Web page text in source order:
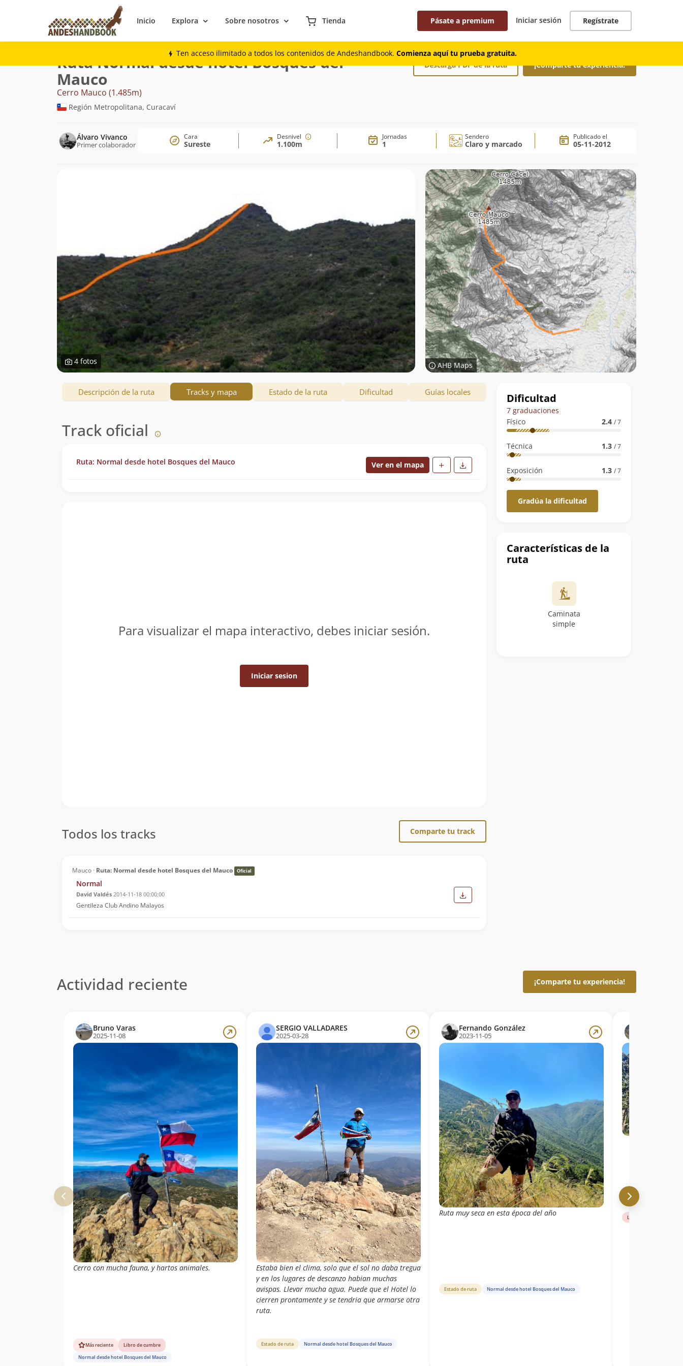
Inicio Explora Sobre nosotros Tienda Pásate a premium Iniciar sesión Regístrate
Ten acceso ilimitado a todos los contenidos de Andeshandbook. Comienza aquí tu prueba gratuita.
Montaña
Ruta Normal desde hotel Bosques del
Mauco
Cerro Mauco (1.485m)
Región Metropolitana, Curacaví
Descarga PDF de la ruta ¡Comparte tu experiencia!
Álvaro Vivanco
Primer colaborador
Cara
Sureste
Desnivel
1.100m
Jornadas
1
Sendero
Claro y marcado
Publicado el
05-11-2012
4 fotos AHB Maps
Datos
de
la
ruta
Dificultad
7 graduaciones
Físico
2.4 / 7
Técnica 1.3 / 7
Exposición 1.3 / 7
Gradúa la dificultad
Características de la
ruta
Caminata
simple
Descripción de la ruta Tracks y mapa Estado de la ruta Dificultad Guías locales
Track oficial
Ruta: Normal desde hotel Bosques del Mauco Ver en el mapa
Para visualizar el mapa interactivo, debes iniciar sesión.
Iniciar sesion
Todos los tracks Comparte tu track
Mauco · Ruta: Normal desde hotel Bosques del Mauco Oficial
Normal
David Valdés 2014-11-18 00:00:00
Gentileza Club Andino Malayos
Actividad reciente ¡Comparte tu experiencia!
Bruno Varas
2025-11-08
Cerro con mucha fauna, y hartos animales.
Más reciente
Libro de cumbre
Normal desde hotel Bosques del Mauco
SERGIO VALLADARES
2025-03-28
Estaba bien el clima, solo que el sol no daba tregua
y en los lugares de descanzo habian muchas
avispas. Llevar mucha agua. Puede que el Hotel lo
cierren prontamente y se tendria que armarse otra
ruta.
Estado de ruta Normal desde hotel Bosques del Mauco
Fernando González
2023-11-05
Ruta muy seca en esta época del año
Estado de ruta Normal desde hotel Bosques del Mauco
Libro de cumbre